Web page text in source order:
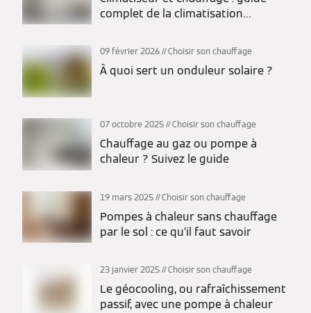
complet de la climatisation
09 février 2026 Choisir son chauffage
À quoi sert un onduleur solaire ?
07 octobre 2025 Choisir son chauffage
Chauffage au gaz ou pompe à
chaleur ? Suivez le guide
19 mars 2025 Choisir son chauffage
Pompes à chaleur sans chauffage
par le sol : ce qu’il faut savoir
23 janvier 2025 Choisir son chauffage
Le géocooling, ou rafraîchissement
passif, avec une pompe à chaleur